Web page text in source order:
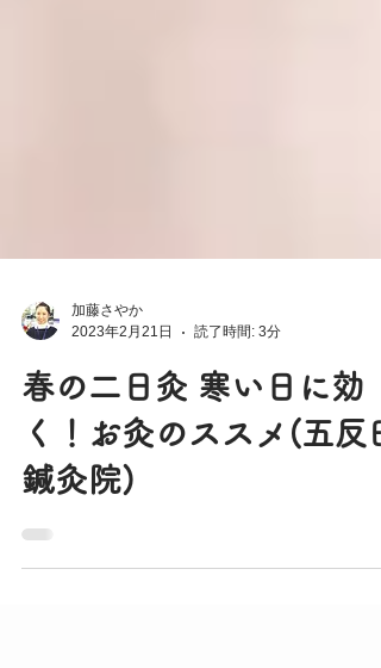
2023年2月21日
読了時間: 3分
春の二日灸 寒い日に効
く！お灸のススメ(五反
鍼灸院)